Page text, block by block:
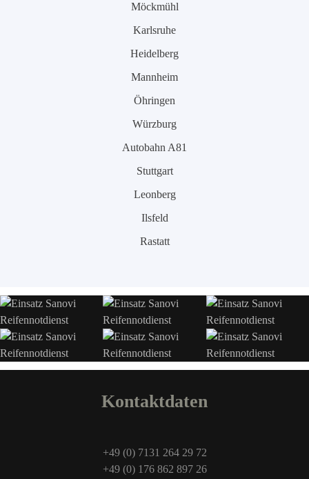
Möckmühl
Karlsruhe
Heidelberg
Mannheim
Öhringen
Würzburg
Autobahn A81
Stuttgart
Leonberg
Ilsfeld
Rastatt
Kontaktdaten
+49 (0) 7131 264 29 72
+49 (0) 176 862 897 26